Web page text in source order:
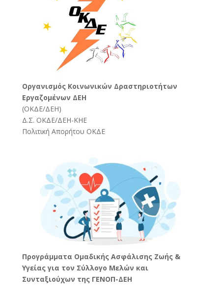
Oργανισμός Κοινωνικών Δραστηριοτήτων
Εργαζομένων ΔΕΗ
(ΟΚΔΕ/ΔΕΗ)
Δ.Σ. ΟΚΔΕ/ΔΕΗ-ΚΗΕ
Πολιτική Απορήτου ΟΚΔΕ
Προγράμματα Ομαδικής Ασφάλισης Ζωής &
Υγείας για τον Σύλλογο Μελών και
Συνταξιούχων της ΓΕΝΟΠ-ΔΕΗ